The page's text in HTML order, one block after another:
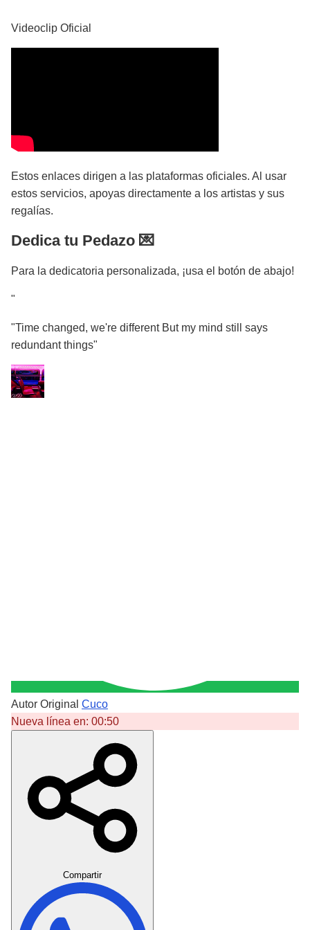
Videoclip Oficial
Estos enlaces dirigen a las plataformas oficiales. Al usar
estos servicios, apoyas directamente a los artistas y sus
regalías.
Dedica tu Pedazo 💌
Para la dedicatoria personalizada, ¡usa el botón de abajo!
"
"Time changed, we're different But my mind still says
redundant things"
Autor Original Cuco
Nueva línea en: 00:50
Compartir